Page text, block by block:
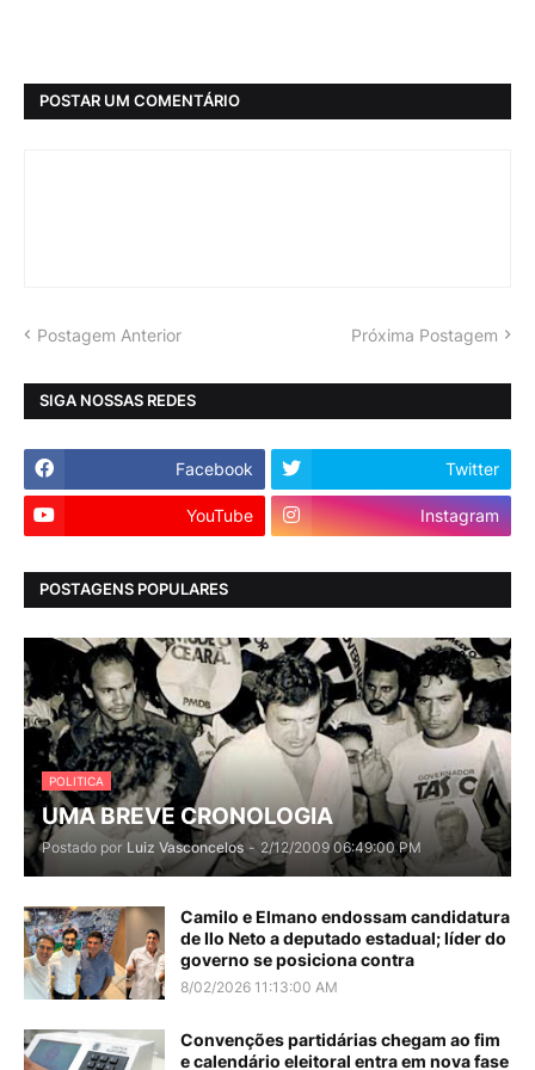
POSTAR UM COMENTÁRIO
Postagem Anterior Próxima Postagem
SIGA NOSSAS REDES
Facebook Twitter
YouTube Instagram
POSTAGENS POPULARES
POLITICA
UMA BREVE CRONOLOGIA
Postado por Luiz Vasconcelos - 2/12/2009 06:49:00 PM
Camilo e Elmano endossam candidatura
de Ilo Neto a deputado estadual; líder do
governo se posiciona contra
8/02/2026 11:13:00 AM
Convenções partidárias chegam ao fim
e calendário eleitoral entra em nova fase